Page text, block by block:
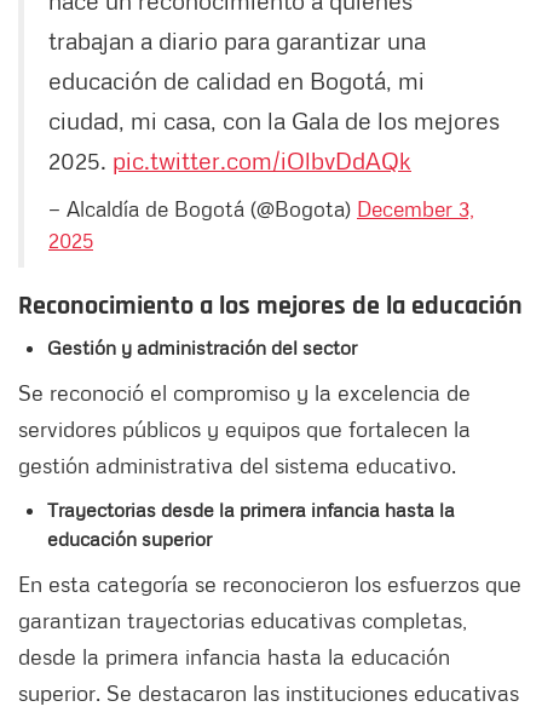
trabajan a diario para garantizar una
educación de calidad en Bogotá, mi
ciudad, mi casa, con la Gala de los mejores
2025. pic.twitter.com/iOlbvDdAQk
— Alcaldía de Bogotá (@Bogota) December 3,
2025
Reconocimiento a los mejores de la educación
Gestión y administración del sector
Se reconoció el compromiso y la excelencia de
servidores públicos y equipos que fortalecen la
gestión administrativa del sistema educativo.
Trayectorias desde la primera infancia hasta la
educación superior
En esta categoría se reconocieron los esfuerzos que
garantizan trayectorias educativas completas,
desde la primera infancia hasta la educación
superior. Se destacaron las instituciones educativas